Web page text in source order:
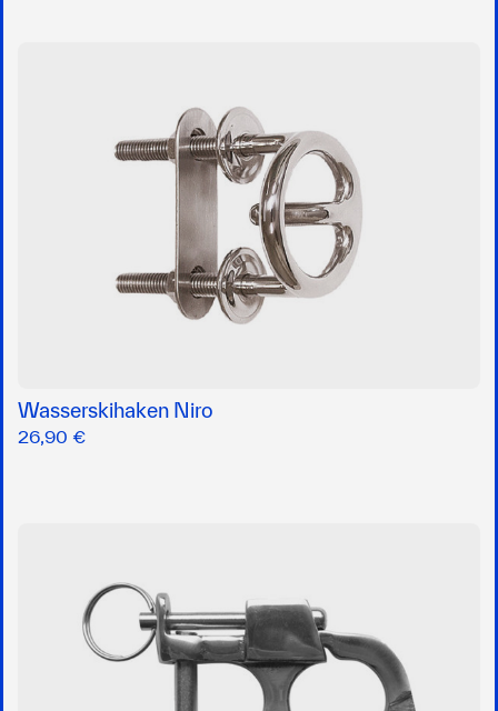
Wasserskihaken Niro
26,90 €